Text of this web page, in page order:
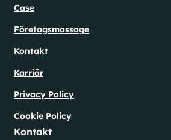
Case
Företagsmassage
Kontakt
Karriär
Privacy Policy
Cookie Policy
Kontakt